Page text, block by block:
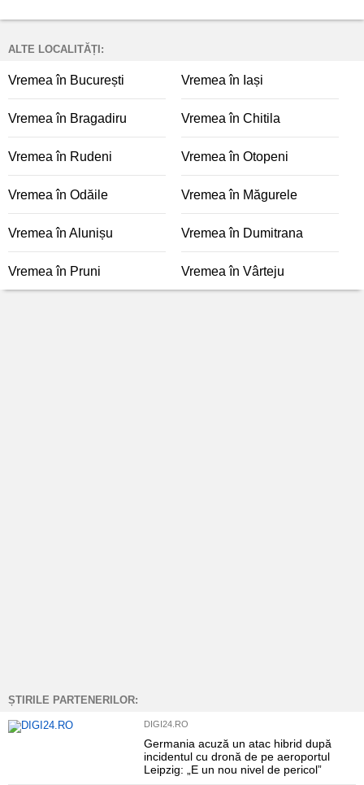
ALTE LOCALITĂȚI:
Vremea în București Vremea în Iași
Vremea în Bragadiru Vremea în Chitila
Vremea în Rudeni Vremea în Otopeni
Vremea în Odăile Vremea în Măgurele
Vremea în Alunișu Vremea în Dumitrana
Vremea în Pruni Vremea în Vârteju
ȘTIRILE PARTENERILOR:
DIGI24.RO
Germania acuză un atac hibrid după
incidentul cu dronă de pe aeroportul
Leipzig: „E un nou nivel de pericol”